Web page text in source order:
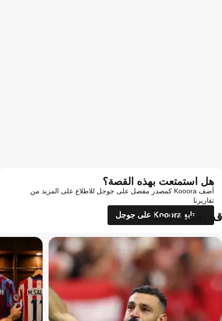
هل استمتعت بهذه القصة؟
أضف Kooora كمصدر مفضل على جوجل للاطلاع على المزيد من
تقاريرنا
تابع Kooora على جوجل
قد يعجبك أيضاً